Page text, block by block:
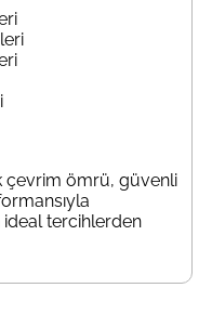
çevrim ömrü, güvenli
tercihlerden